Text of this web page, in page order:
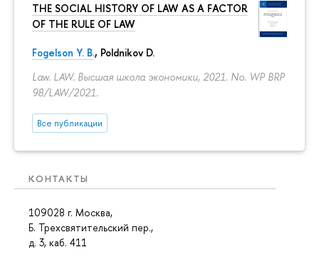
THE SOCIAL HISTORY OF LAW AS A FACTOR
OF THE RULE OF LAW
Fogelson Y. B., Poldnikov D.
Law. LAW. Высшая школа экономики, 2021. No. WP BRP
98/LAW/2021.
Все публикации
КОНТАКТЫ
109028 г. Москва,
Б. Трехсвятительский пер.,
д. 3, каб. 411